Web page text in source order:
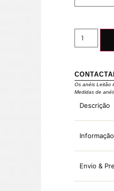
Os anéis Leitão
Medidas de
Descrição
Envio &